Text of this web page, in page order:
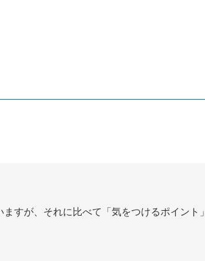
すが、それに比べて「気をつけるポイント」